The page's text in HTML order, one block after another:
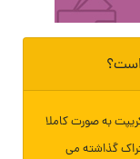
است؟
به صورت کاملا
گذاشته می